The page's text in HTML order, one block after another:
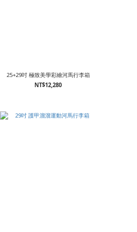
25+29吋 極致美學彩繪河馬行李箱
NT$12,280